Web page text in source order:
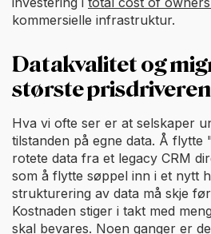
kommersielle infrastruktur.
Datakvalitet og
største prisdriveren
Hva vi ofte ser er at selskaper
tilstanden på egne data. Å
rotete data fra et legacy CRM
som å flytte søppel inn i et nytt
strukturering av data må skje
Kostnaden stiger i takt med
skal bevares. Noen ganger er